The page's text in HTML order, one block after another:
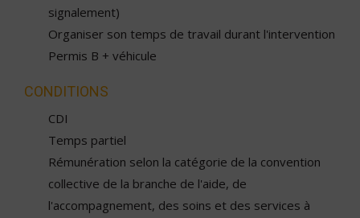
signalement)
Organiser son temps de travail durant l'intervention
Permis B + véhicule
CONDITIONS
CDI
Temps partiel
Rémunération selon la catégorie de la convention
collective de la branche de l'aide, de
l'accompagnement, des soins et des services à